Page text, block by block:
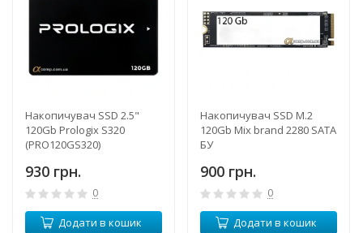
Накопичувач SSD 2.5"
120Gb Prologix S320
(PRO120GS320)
930 грн.
0
Додати в кошик
Накопичувач SSD M.2
120Gb Mix brand 2280 SATA
БУ
900 грн.
0
Додати в кошик